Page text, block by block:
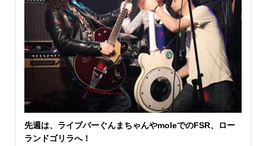
先週は、ライブバーぐんまちゃんやmoleでのFSR、ロー
ランドゴリラへ！